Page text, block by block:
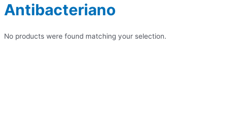
Antibacteriano
No products were found matching your selection.